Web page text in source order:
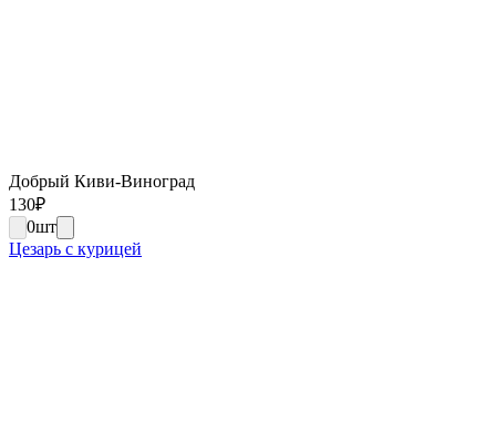
Добрый Киви-Виноград
130₽
0шт
Цезарь с курицей